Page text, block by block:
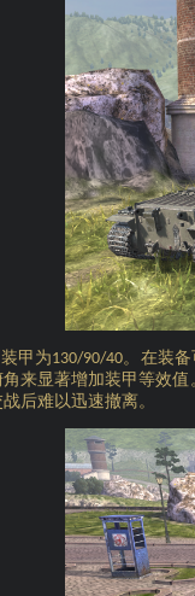
甲为130/90/40。在装
来显著增加装甲等效
后难以迅速撤离。